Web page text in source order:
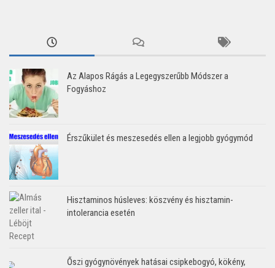
Az Alapos Rágás a Legegyszerűbb Módszer a
Fogyáshoz
Érszűkület és meszesedés ellen a legjobb gyógymód
Hisztaminos húsleves: köszvény és hisztamin-
intolerancia esetén
Őszi gyógynövények hatásai csipkebogyó, kökény,